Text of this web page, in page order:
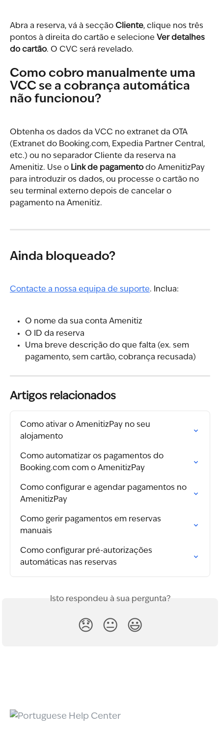
Abra a reserva, vá à secção Cliente, clique nos três
pontos à direita do cartão e selecione Ver detalhes
do cartão. O CVC será revelado.
Como cobro manualmente uma
VCC se a cobrança automática
não funcionou?
Obtenha os dados da VCC no extranet da OTA
(Extranet do Booking.com, Expedia Partner Central,
etc.) ou no separador Cliente da reserva na
Amenitiz. Use o Link de pagamento do AmenitizPay
para introduzir os dados, ou processe o cartão no
seu terminal externo depois de cancelar o
pagamento na Amenitiz.
Ainda bloqueado?
Contacte a nossa equipa de suporte. Inclua:
O nome da sua conta Amenitiz
O ID da reserva
Uma breve descrição do que falta (ex. sem
pagamento, sem cartão, cobrança recusada)
Artigos relacionados
Como ativar o AmenitizPay no seu
alojamento
Como automatizar os pagamentos do
Booking.com com o AmenitizPay
Como configurar e agendar pagamentos no
AmenitizPay
Como gerir pagamentos em reservas
manuais
Como configurar pré-autorizações
automáticas nas reservas
Isto respondeu à sua pergunta?
😞 😐 😃